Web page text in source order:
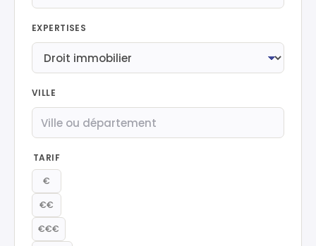
EXPERTISES
VILLE
TARIF
€
€€
€€€